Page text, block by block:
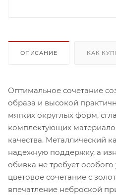
ОПИСАНИЕ КАК
Оптимальное сочетание
образа и высокой
мягких округлых форм,
комплектующих
качества. Металлический
надежную поддержку, а
обивка не требует особого
цветовое сочетание с
впечатление неброской